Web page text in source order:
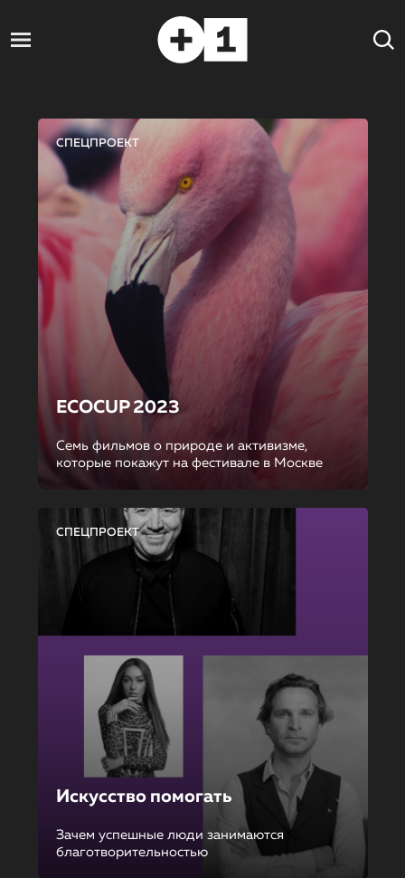
СПЕЦПРОЕКТ
ECOCUP 2023
Семь фильмов о природе и активизме,
которые покажут на фестивале в Москве
СПЕЦПРОЕКТ
Искусство помогать
Зачем успешные люди занимаются
благотворительностью